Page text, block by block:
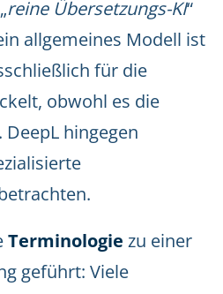
reine Übersetzungs-KI“
allgemeines Modell ist
für die
obwohl es die
DeepL hingegen
Terminologie zu einer
geführt: Viele